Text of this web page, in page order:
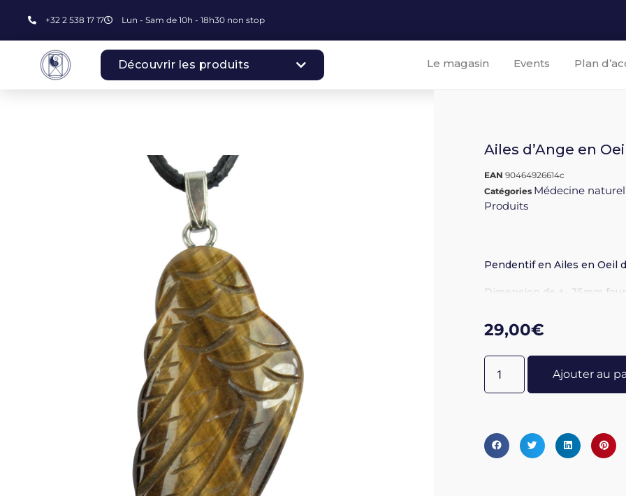
+32 2 538 17 17 Lun - Sam de 10h - 18h30 non stop
Découvrir les produits Le magasin Events Plan
Ailes d’Ange en
EAN90464926614c
Catégories Médecine
Produits
Pendentif en Ailes en Oeil
Dimension de +- 35mm
Pierre qui à maîtriser ses
29,00€
Ajouter au